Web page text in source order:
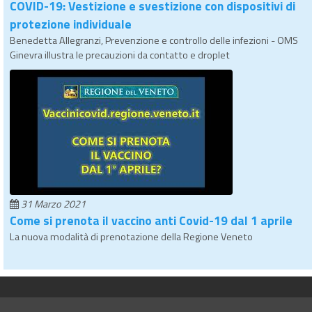
COVID-19: Vestizione e svestizione con dispositivi di
protezione individuale
Benedetta Allegranzi, Prevenzione e controllo delle infezioni - OMS
Ginevra illustra le precauzioni da contatto e droplet
31 Marzo 2021
Come si prenota il vaccino anti Covid-19 dal 1 aprile
La nuova modalità di prenotazione della Regione Veneto